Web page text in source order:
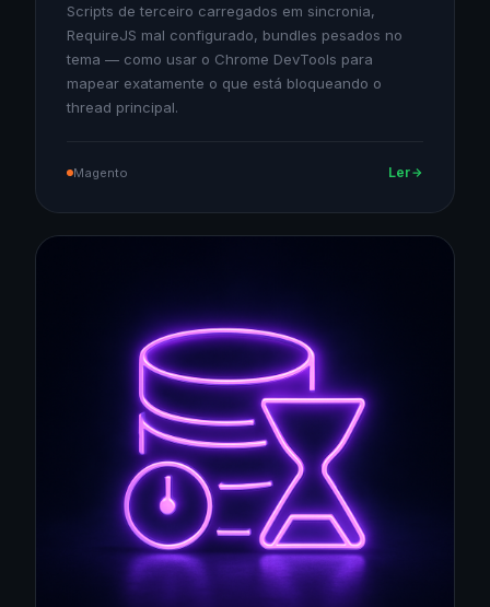
Scripts de terceiro carregados em sincronia,
RequireJS mal configurado, bundles pesados no
tema — como usar o Chrome DevTools para
mapear exatamente o que está bloqueando o
thread principal.
Magento Ler